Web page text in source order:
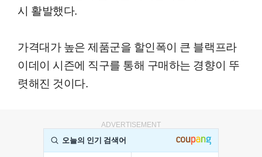
시 활발했다.
가격대가 높은 제품군을 할인폭이 큰 블랙프라
이데이 시즌에 직구를 통해 구매하는 경향이 뚜
렷해진 것이다.
ADVERTISEMENT